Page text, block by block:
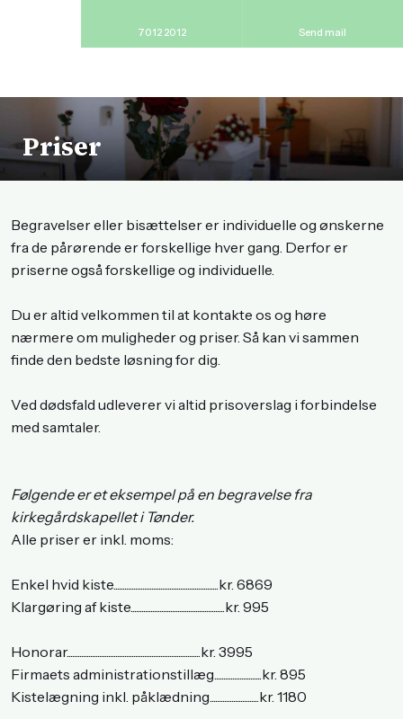
70 12 20 12 Send mail
Priser​
​Begravelser eller bisættelser er individuelle og ønskerne
fra de pårørende er forskellige hver gang. Derfor er
priserne også forskellige og individuelle.
Du er altid velkommen til at kontakte os og høre
nærmere om muligheder og priser. Så kan vi sammen
finde den bedste løsning for dig.
Ved dødsfald udleverer vi altid prisoverslag i forbindelse
med samtaler.​
Følgende er et eksempel på en begravelse fra
kirkegårdskapellet i Tønder.
Alle priser er inkl. moms:
Enkel hvid kiste..........................................................kr. 6869
Klargøring af kiste....................................................kr. 995
Honorar..........................................................................kr. 3995
Firmaets administrationstillæg..........................kr. 895
Kistelægning inkl. påklædning...........................kr. 1180